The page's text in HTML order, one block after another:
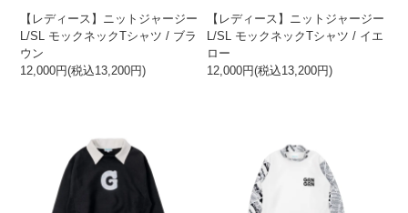
【レディース】ニットジャージー
L/SL モックネックTシャツ / ブラ
ウン
12,000円(税込13,200円)
【レディース】ニットジャージー
L/SL モックネックTシャツ / イエ
ロー
12,000円(税込13,200円)